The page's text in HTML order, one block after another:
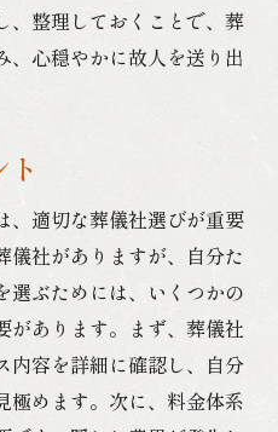
、整理しておくことで、葬
、心穏やかに故人を送り出
、適切な葬儀社選びが重要
儀社がありますが、自分た
選ぶためには、いくつかの
があります。まず、葬儀社
内容を詳細に確認し、自分
極めます。次に、料金体系